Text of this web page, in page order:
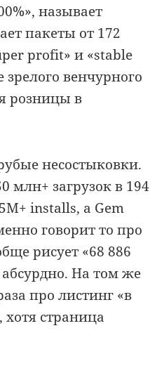
называет
пакеты от 172
profit» и «stable
венчурного
розницы в
несостыковки.
млн+ загрузок в 194
installs, а Gem
говорит то про
рисует «68 886
На том же
про листинг «в
хотя страница